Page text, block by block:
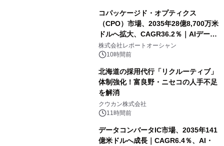
コパッケージド・オプティクス
（CPO）市場、2035年28億8,700万米
ドルへ拡大、CAGR36.2％｜AIデータ
センター・高速光通信需要が成長を加
速
株式会社レポートオーシャン
10時間前
北海道の採用代行「リクルーティブ」
体制強化！富良野・ニセコの人手不足
を解消
クウカン株式会社
11時間前
データコンバータIC市場、2035年141
億米ドルへ成長｜CAGR6.4％、AI・